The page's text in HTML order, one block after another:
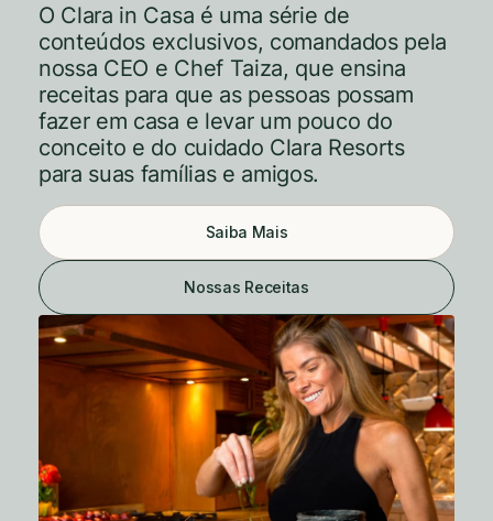
O Clara in Casa é uma série de
conteúdos exclusivos, comandados pela
nossa CEO e Chef Taiza, que ensina
receitas para que as pessoas possam
fazer em casa e levar um pouco do
conceito e do cuidado Clara Resorts
para suas famílias e amigos.
Saiba Mais
Nossas Receitas